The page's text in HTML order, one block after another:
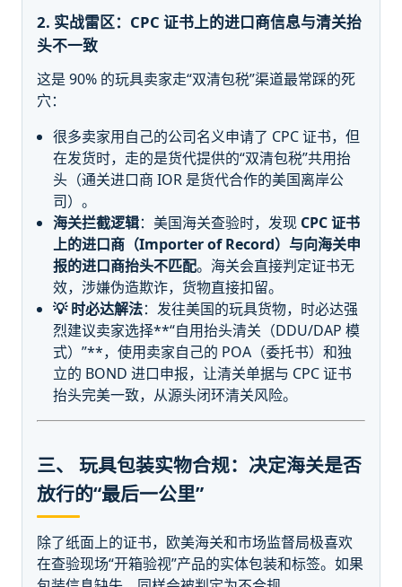
2. 实战雷区：CPC 证书上的进口商信息与清关抬
头不一致
这是 90% 的玩具卖家走“双清包税”渠道最常踩的死
穴：
很多卖家用自己的公司名义申请了 CPC 证书，但
在发货时，走的是货代提供的“双清包税”共用抬
头（通关进口商 IOR 是货代合作的美国离岸公
司）。
海关拦截逻辑：美国海关查验时，发现 CPC 证书
上的进口商（Importer of Record）与向海关申
报的进口商抬头不匹配。海关会直接判定证书无
效，涉嫌伪造欺诈，货物直接扣留。
💡 时必达解法：发往美国的玩具货物，时必达强
烈建议卖家选择**“自用抬头清关（DDU/DAP 模
式）”**，使用卖家自己的 POA（委托书）和独
立的 BOND 进口申报，让清关单据与 CPC 证书
抬头完美一致，从源头闭环清关风险。
三、 玩具包装实物合规：决定海关是否
放行的“最后一公里”
除了纸面上的证书，欧美海关和市场监督局极喜欢
在查验现场“开箱验视”产品的实体包装和标签。如果